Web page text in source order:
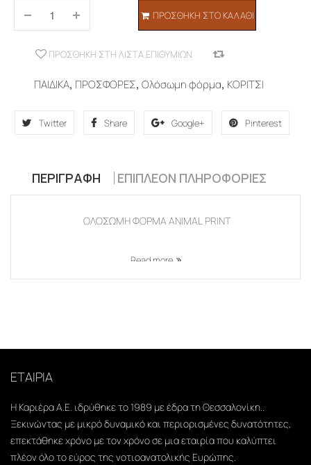
ΠΡΟΣΘΉΚΗ ΣΤΟ ΚΑΛΆΘΙ
ΠΡΟΣΘΉΚΗ ΣΤΗ ΛΊΣΤΑ ΕΠΙΘΥΜΙΏΝ
ΠΑΙΔΙΚΑ, ΠΡΟΣΦΟΡΕΣ, Ολόσωμη φόρμα, ΚΟΡΙΤΣΙ
Twitter Share Google+ Pinterest
ΠΕΡΙΓΡΑΦΉ ΕΠΙΠΛΈΟΝ ΠΛΗΡΟΦΟΡΊΕΣ
ΟΛΟΣΩΜΗ ΦΟΡΜΑ ANIMAL PRINT
Read more
ΕΤΑΙΡΙΑ
Η Καριέρα Α.Ε. ιδρύθηκε το 1989 με έδρα τη Θεσσαλονίκη..
Ξεκινώντας με μικρό δυναμικό και περιορισμένες δυνατότητες,
επεκτάθηκε χρόνο με τον χρόνο σε μια εταιρία που καλύπτει
πλέον όλο το εύρος της νοτιοανατολικής Ευρώπης.